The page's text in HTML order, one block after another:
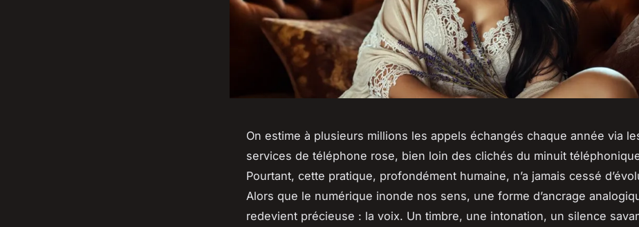
On estime à plusieurs millions les appels échangés chaque année via
services de téléphone rose, bien loin des clichés du minuit
Pourtant, cette pratique, profondément humaine, n’a jamais cessé
Alors que le numérique inonde nos sens, une forme d’ancrage
redevient précieuse : la voix. Un timbre, une intonation, un silence